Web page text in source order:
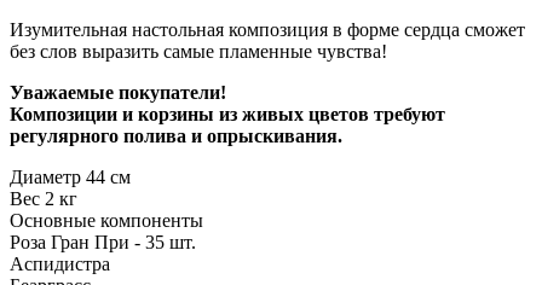
Изумительная настольная композиция в форме сердца сможет
без слов выразить самые пламенные чувства!
Уважаемые покупатели!
Композиции и корзины из живых цветов требуют
регулярного полива и опрыскивания.
Диаметр 44 см
Вес 2 кг
Основные компоненты
Роза Гран При - 35 шт.
Аспидистра